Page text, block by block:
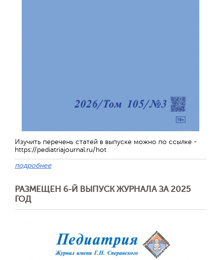
Изучить перечень статей в выпуске можно по ссылке -
https://pediatriajournal.ru/hot
подробнее
РАЗМЕЩЕН 6-Й ВЫПУСК ЖУРНАЛА ЗА 2025
ГОД